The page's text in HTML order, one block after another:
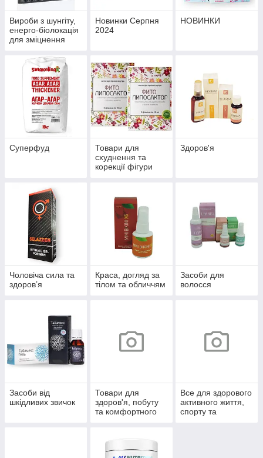
Вироби з шунгіту,
енерго-біолокація
для зміцнення
профілактики
хвороб
Новинки Серпня
2024
НОВИНКИ
Суперфуд
Товари для
схуднення та
корекції фігури
Здоров'я
Чоловіча сила та
здоров’я
Краса, догляд за
тілом та обличчям
Засоби для
волосся
Засоби від
шкідливих звичок
Товари для
здоров'я, побуту
та комфортного
Все для здорового
активного життя,
спорту та